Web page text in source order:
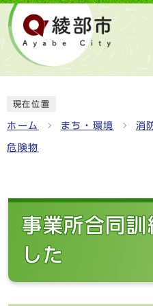
現在位置
ホーム まち・環境 消
危険物
事業所合同
した